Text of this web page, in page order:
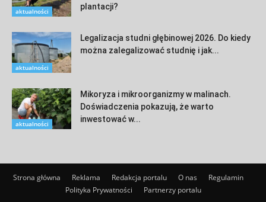
aktualności
plantacji?
aktualności
Legalizacja studni głębinowej 2026. Do kiedy
można zalegalizować studnię i jak...
aktualności
Mikoryza i mikroorganizmy w malinach.
Doświadczenia pokazują, że warto
inwestować w...
Strona główna Reklama Redakcja portalu O nas
Regulamin
Polityka Prywatności
Partnerzy portalu